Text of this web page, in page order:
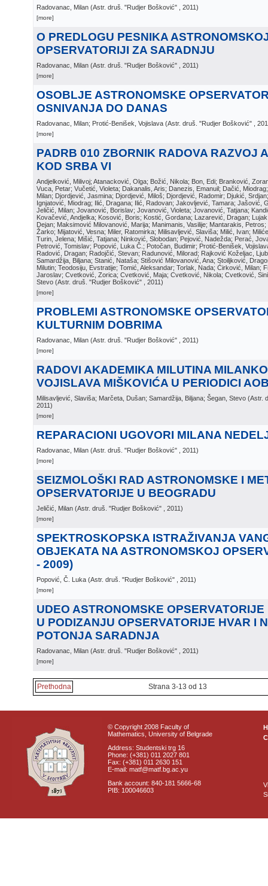
Radovanac, Milan (Astr. druš. "Rudjer Bošković" , 2011)
[more]
O PREDLOGU PESNIKA
OPSERVATORIJI ZA SARADNJU
Radovanac, Milan (Astr. druš. "Rudjer Bošković" , 2011)
[more]
OSOBLJE ASTRONOMSKE
OSNIVANJA DO DANAS
Radovanac, Milan; Protić-Benišek, Vojislava (Astr. druš. "Rudjer Bošković" ,
[more]
PADRB 010 ZBORNIK RADOVA RAZVOJ
KOD SRBA VI
Andjelković, Milivoj; Atanacković, Olga; Božić, Nikola; Bon, Edi; Branković,
Vuca, Petar; Vučetić, Violeta; Dakanalis, Aris; Danezis, Emanuil; Dačić,
Milan; Djordjević, Jasmina; Djordjević, Miloš; Djordjević, Radomir; Djukić,
Ignjatović, Miodrag; Ilić, Dragana; Ilić, Radovan; Jakovljević, Tamara; Jašović,
Jeličić, Milan; Jovanović, Borislav; Jovanović, Violeta; Jovanović, Tatjana;
Kovačević, Andjelka; Kosović, Boris; Kostić, Gordana; Lazarević, Dragan;
Dejan; Maksimović Milovanović, Marija; Manimanis, Vasilije; Mantarakis,
Žarko; Mijatović, Vesna; Miler, Ratomirka; Milisavljević, Slaviša; Milić, Ivan;
Turin, Jelena; Mišić, Tatjana; Ninković, Slobodan; Pejović, Nadežda; Perać,
Petrović, Tomislav; Popović, Luka Č.; Potočan, Budimir; Protić-Benišek,
Radović, Dragan; Radojčić, Stevan; Radunović, Milorad; Rajković Koželjac,
Samardžija, Biljana; Stanić, Nataša; Stišović Milovanović, Ana; Stoiljković,
Milutin; Teodosiju, Evstratije; Tomić, Aleksandar; Torlak, Nada; Ćirković, Milan;
Jaroslav; Cvetković, Zorica; Cvetković, Maja; Cvetković, Nikola; Cvetković,
Stevo (Astr. druš. "Rudjer Bošković" , 2011)
[more]
PROBLEMI ASTRONOMSKE
KULTURNIM DOBRIMA
Radovanac, Milan (Astr. druš. "Rudjer Bošković" , 2011)
[more]
RADOVI AKADEMIKA MILUTINA
VOJISLAVA MIŠKOVIĆA U PERIODICI
Milisavljević, Slaviša; Marčeta, Dušan; Samardžija, Biljana; Šegan, Stevo (Astr.
2011)
[more]
REPARACIONI UGOVORI MILANA
Radovanac, Milan (Astr. druš. "Rudjer Bošković" , 2011)
[more]
SEIZMOLOŠKI RAD ASTRONOMSKE I
OPSERVATORIJE U BEOGRADU
Jeličić, Milan (Astr. druš. "Rudjer Bošković" , 2011)
[more]
SPEKTROSKOPSKA ISTRAŽIVANJA
OBJEKATA NA ASTRONOMSKOJ
- 2009)
Popović, Č. Luka (Astr. druš. "Rudjer Bošković" , 2011)
[more]
UDEO ASTRONOMSKE
U PODIZANJU OPSERVATORIJE HVAR I
POTONJA SARADNJA
Radovanac, Milan (Astr. druš. "Rudjer Bošković" , 2011)
[more]
Prethodna Strana 3-13 od 13
© Copyright 2008 Faculty of
Mathematics, University of Belgrade
Address: Studentski trg 16
Phone: (+381) 011 2027 801
Fax: (+381) 011 2630 151
E-mail: matf@matf.bg.ac.yu
Bank account: 840-181 5666-68
PIB: 100046603